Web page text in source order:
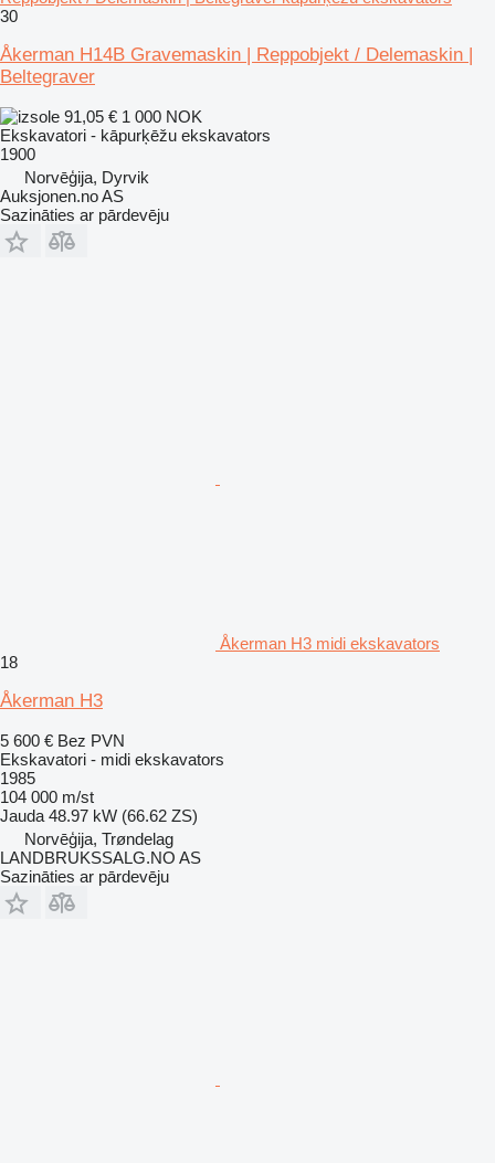
30
Åkerman H14B Gravemaskin | Reppobjekt / Delemaskin |
Beltegraver
91,05 € 1 000 NOK
Ekskavatori - kāpurķēžu ekskavators
1900
Norvēģija, Dyrvik
Auksjonen.no AS
Sazināties ar pārdevēju
Åkerman H3 midi ekskavators
18
Åkerman H3
5 600 € Bez PVN
Ekskavatori - midi ekskavators
1985
104 000 m/st
Jauda 48.97 kW (66.62 ZS)
Norvēģija, Trøndelag
LANDBRUKSSALG.NO AS
Sazināties ar pārdevēju